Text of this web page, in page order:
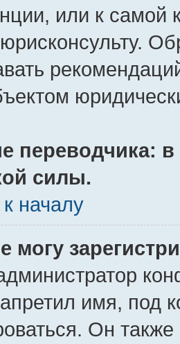
или к самой
переводчика:
силы.
началу
могу
имя, под
Он